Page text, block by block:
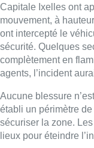
Capitale Ixelles ont
mouvement, à
ont intercepté le
sécurité. Quelques
complètement en
agents, l’incident
Aucune blessure
établi un périmètre
sécuriser la zone.
lieux pour éteindre